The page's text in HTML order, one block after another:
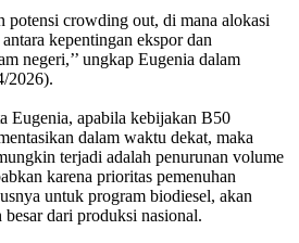
potensi crowding out, di mana alokasi
kepentingan ekspor dan
negeri,’’ ungkap Eugenia dalam
2026).
Eugenia, apabila kebijakan B50
dalam waktu dekat, maka
terjadi adalah penurunan volume
karena prioritas pemenuhan
untuk program biodiesel, akan
dari produksi nasional.